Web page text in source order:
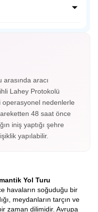
bir güzelliğe sahip;
imparatorların
tavanları gördükçe bu
Haut-Koenigsbourg
biletinizi alarak
aracı
Lahey Protokolü
nedenlerle
48 saat önce
iniş yaptığı şehre
yapılabilir.
Yol Turu
havaların soğuduğu bir
meydanların tarçın ve
zaman dilimidir. Avrupa